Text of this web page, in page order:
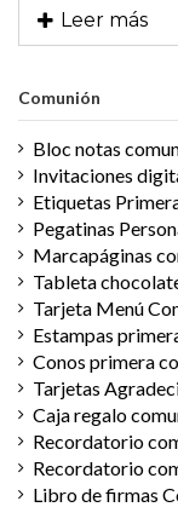
dicho,
estos
Leer más
Comunión
Bloc notas
Invitaciones
Etiquetas
Pegatinas
Marcapáginas
Tableta
Tarjeta Menú
Estampas
Conos primera
Tarjetas
Caja regalo
Recordatorio
Recordatorio
Libro de firmas